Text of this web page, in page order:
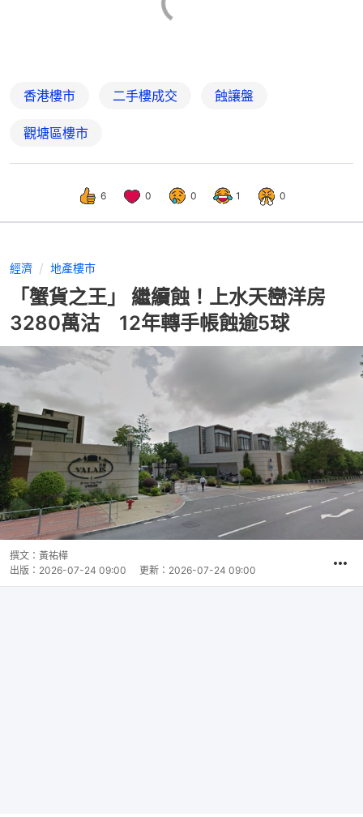
香港樓市 二手樓成交 蝕讓盤
觀塘區樓市
6 0 0 1 0
經濟 地產樓市
「蟹貨之王」 繼續蝕！上水天巒洋房
3280萬沽 12年轉手帳蝕逾5球
撰文： 黃祐樺
出版： 2026-07-24 09:00 更新： 2026-07-24 09:00